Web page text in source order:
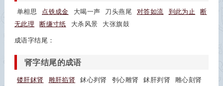
单相思 点铁成金 大喝一声 刀头燕尾 对答如流 到此为止
断
无此理
断缣寸纸 大杀风景
大张旗鼓
成语字结尾：
肾字结尾的成语
镂肝鉥肾 雕肝掐肾 鉥心刿肾 刳心雕肾 鉥肝刿肾
雕心刻肾